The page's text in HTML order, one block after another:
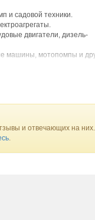
и садовой техники.
двигатели, дизель-
машины, мотопомпы и
Lombardini, Briggs &
офисах.
и отвечающих на них.
.